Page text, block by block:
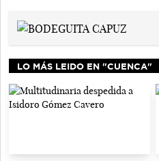
LO MÁS LEIDO EN "CUENCA"